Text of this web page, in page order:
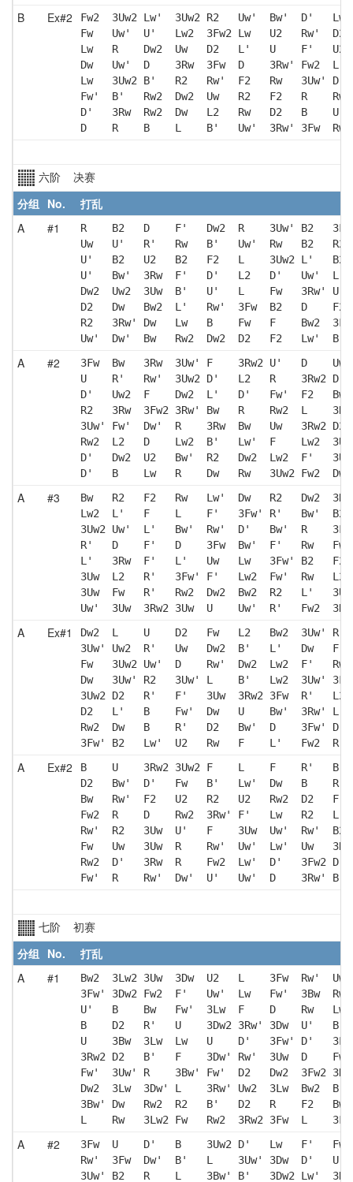
B Ex#2
Fw2  3Uw2 Lw'  3Uw2 R2   Uw'  Bw'  D'
Fw   Uw'  U'   Lw2  3Fw2 Lw   U2   Rw'  D2
Lw   R    Dw2  Uw   D2   L'   U    F'   U2
Dw   Uw'  D    3Rw  3Fw  D    3Rw' Fw2  L
Lw   3Uw2 B'   R2   Rw'  F2   Rw   3Uw'
Fw'  B'   Rw2  Dw2  Uw   R2   F2   R
D'   3Rw  Rw2  Dw   L2   Rw   D2   B
D    R    B    L    B'   Uw'  3Rw' 3Fw  Rw'
六阶 决赛
分组 No.
打乱
A
#1
R    B2   D    F'   Dw2  R    3Uw' B2
Uw   U'   R'   Rw   B'   Uw'  Rw   B2   R2
U'   B2   U2   B2   F2   L    3Uw2 L'
U'   Bw'  3Rw  F'   D'   L2   D'   Uw'
Dw2  Uw2  3Uw  B'   U'   L    Fw   3Rw' U'
D2   Dw   Bw2  L'   Rw'  3Fw  B2   D
R2   3Rw' Dw   Lw   B    Fw   F    Bw2
Uw'  Dw'  Bw   Rw2  Dw2  D2   F2   Lw'
A #2
3Fw  Bw   3Rw  3Uw' F    3Rw2 U'   D    Uw
U    R'   Rw'  3Uw2 D'   L2   R    3Rw2
D'   Uw2  F    Dw2  L'   D'   Fw'  F2
R2   3Rw  3Fw2 3Rw' Bw   R    Rw2  L
3Uw' Fw'  Dw'  R    3Rw  Bw   Uw   3Rw2 D2
Rw2  L2   D    Lw2  B'   Lw'  F    Lw2
D'   Dw2  U2   Bw'  R2   Dw2  Lw2  F'
D'   B    Lw   R    Dw   Rw   3Uw2 Fw2
A #3
Bw   R2   F2   Rw   Lw'  Dw   R2   Dw2
Lw2  L'   F    L    F'   3Fw' R'   Bw'
3Uw2 Uw'  L'   Bw'  Rw'  D'   Bw'  R
R'   D    F'   D    3Fw  Bw'  F'   Rw
L'   3Rw  F'   L'   Uw   Lw   3Fw' B2   F2
3Uw  L2   R'   3Fw' F'   Lw2  Fw'  Rw   L2
3Uw  Fw   R'   Rw2  Dw2  Bw2  R2   L'
Uw'  3Uw  3Rw2 3Uw  U    Uw'  R'   Fw2
A Ex#1
Dw2  L    U    D2   Fw   L2   Bw2  3Uw' R
3Uw' Uw2  R'   Uw   Dw2  B'   L'   Dw
Fw   3Uw2 Uw'  D    Rw'  Dw2  Lw2  F'
Dw   3Uw' R2   3Uw' L    B'   Lw2  3Uw'
3Uw2 D2   R'   F'   3Uw  3Rw2 3Fw  R'
D2   L'   B    Fw'  Dw   U    Bw'  3Rw'
Rw2  Dw   B    R'   D2   Bw'  D    3Fw'
3Fw' B2   Lw'  U2   Rw   F    L'   Fw2  R
A Ex#2
B    U    3Rw2 3Uw2 F    L    F    R'   B
D2   Bw'  D'   Fw   B'   Lw'  Dw   B
Bw   Rw'  F2   U2   R2   U2   Rw2  D2
Fw2  R    D    Rw2  3Rw' F'   Lw   R2
Rw'  R2   3Uw  U'   F    3Uw  Uw'  Rw'
Fw   Uw   3Uw  R    Rw'  Uw'  Lw'  Uw
Rw2  D'   3Rw  R    Fw2  Lw'  D'   3Fw2 D
Fw'  R    Rw'  Dw'  U'   Uw'  D    3Rw'
七阶 初赛
分组 No.
打乱
A
#1
Bw2  3Lw2 3Uw  3Dw  U2   L    3Fw  Rw'
3Fw' 3Dw2 Fw2  F'   Uw'  Lw   Fw'  3Bw  Rw'
U'   B    Bw   Fw'  3Lw  F    D    Rw
B    D2   R'   U    3Dw2 3Rw' 3Dw  U'
U    3Bw  3Lw  Lw   U    D'   3Fw' D'
3Rw2 D2   B'   F    3Dw' Rw'  3Uw  D
Fw'  3Uw' R    3Bw' Fw'  D2   Dw2  3Fw2
Dw2  3Lw  3Dw' L    3Rw' Uw2  3Lw  Bw2
3Bw' Dw   Rw2  R2   B'   D2   R    F2
L    Rw   3Lw2 Fw   Rw2  3Rw2 3Fw  L
A #2
3Fw  U    D'   B    3Uw2 D'   Lw   F'   Fw
Rw'  3Fw  Dw'  B'   L    3Uw' 3Dw  D'
3Uw' B2   R    L    3Bw' B'   3Dw2 Lw'